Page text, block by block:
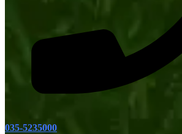
035-5235000